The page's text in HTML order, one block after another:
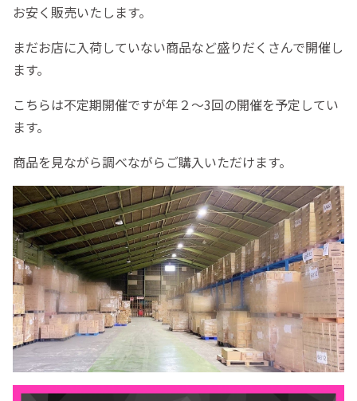
お安く販売いたします。
まだお店に入荷していない商品など盛りだくさんで開催し
ます。
こちらは不定期開催ですが年２～3回の開催を予定してい
ます。
商品を見ながら調べながらご購入いただけます。